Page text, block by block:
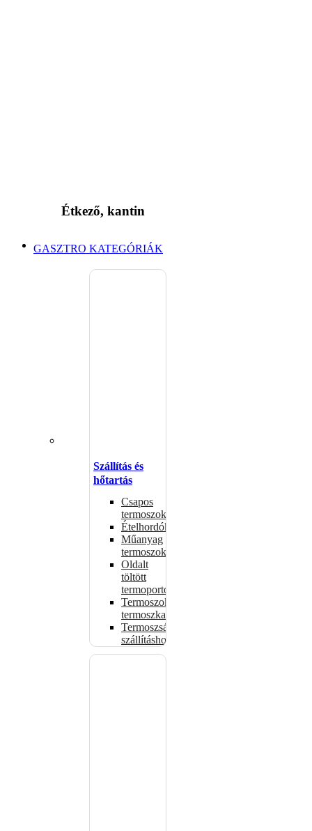
Étkező, kantin
GASZTRO KATEGÓRIÁK
Szállítás és
hőtartás
Csapos
termoszok
Ételhordók
Műanyag
termoszok
Oldalt
töltött
termoportok
Termoszok,
termoszkannák
Termoszsákok
szállításhoz